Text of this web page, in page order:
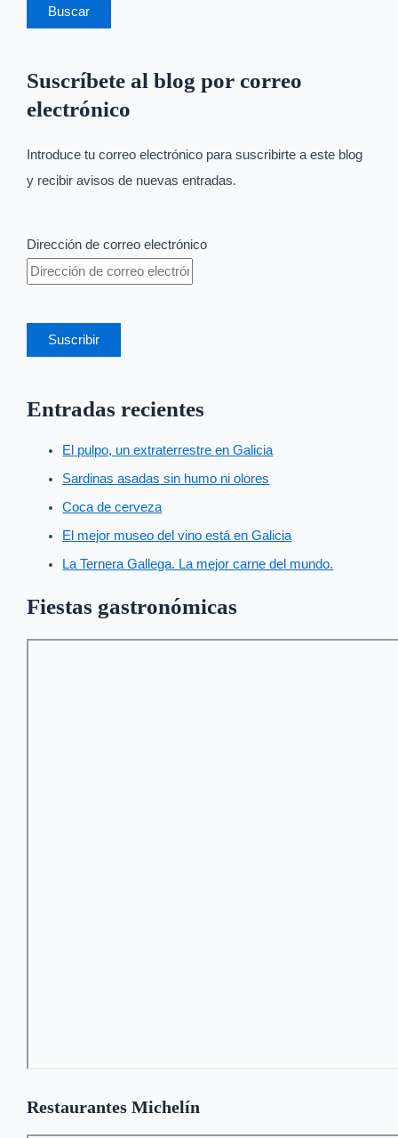
Suscríbete al blog por correo
electrónico
Introduce tu correo electrónico para suscribirte a este blog
y recibir avisos de nuevas entradas.
Dirección de correo electrónico
Suscribir
Entradas recientes
El pulpo, un extraterrestre en Galicia
Sardinas asadas sin humo ni olores
Coca de cerveza
El mejor museo del vino está en Galicia
La Ternera Gallega. La mejor carne del mundo.
Fiestas gastronómicas
Restaurantes Michelín